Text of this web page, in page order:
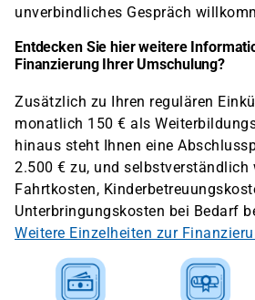
unverbindliches Gespräch
Entdecken Sie hier weitere
Finanzierung Ihrer Umschulung?
Zusätzlich zu Ihren regulären
monatlich 150 € als
hinaus steht Ihnen eine
2.500 € zu, und selbstverständlich
Fahrtkosten,
Unterbringungskosten bei Bedarf
Weitere Einzelheiten zur